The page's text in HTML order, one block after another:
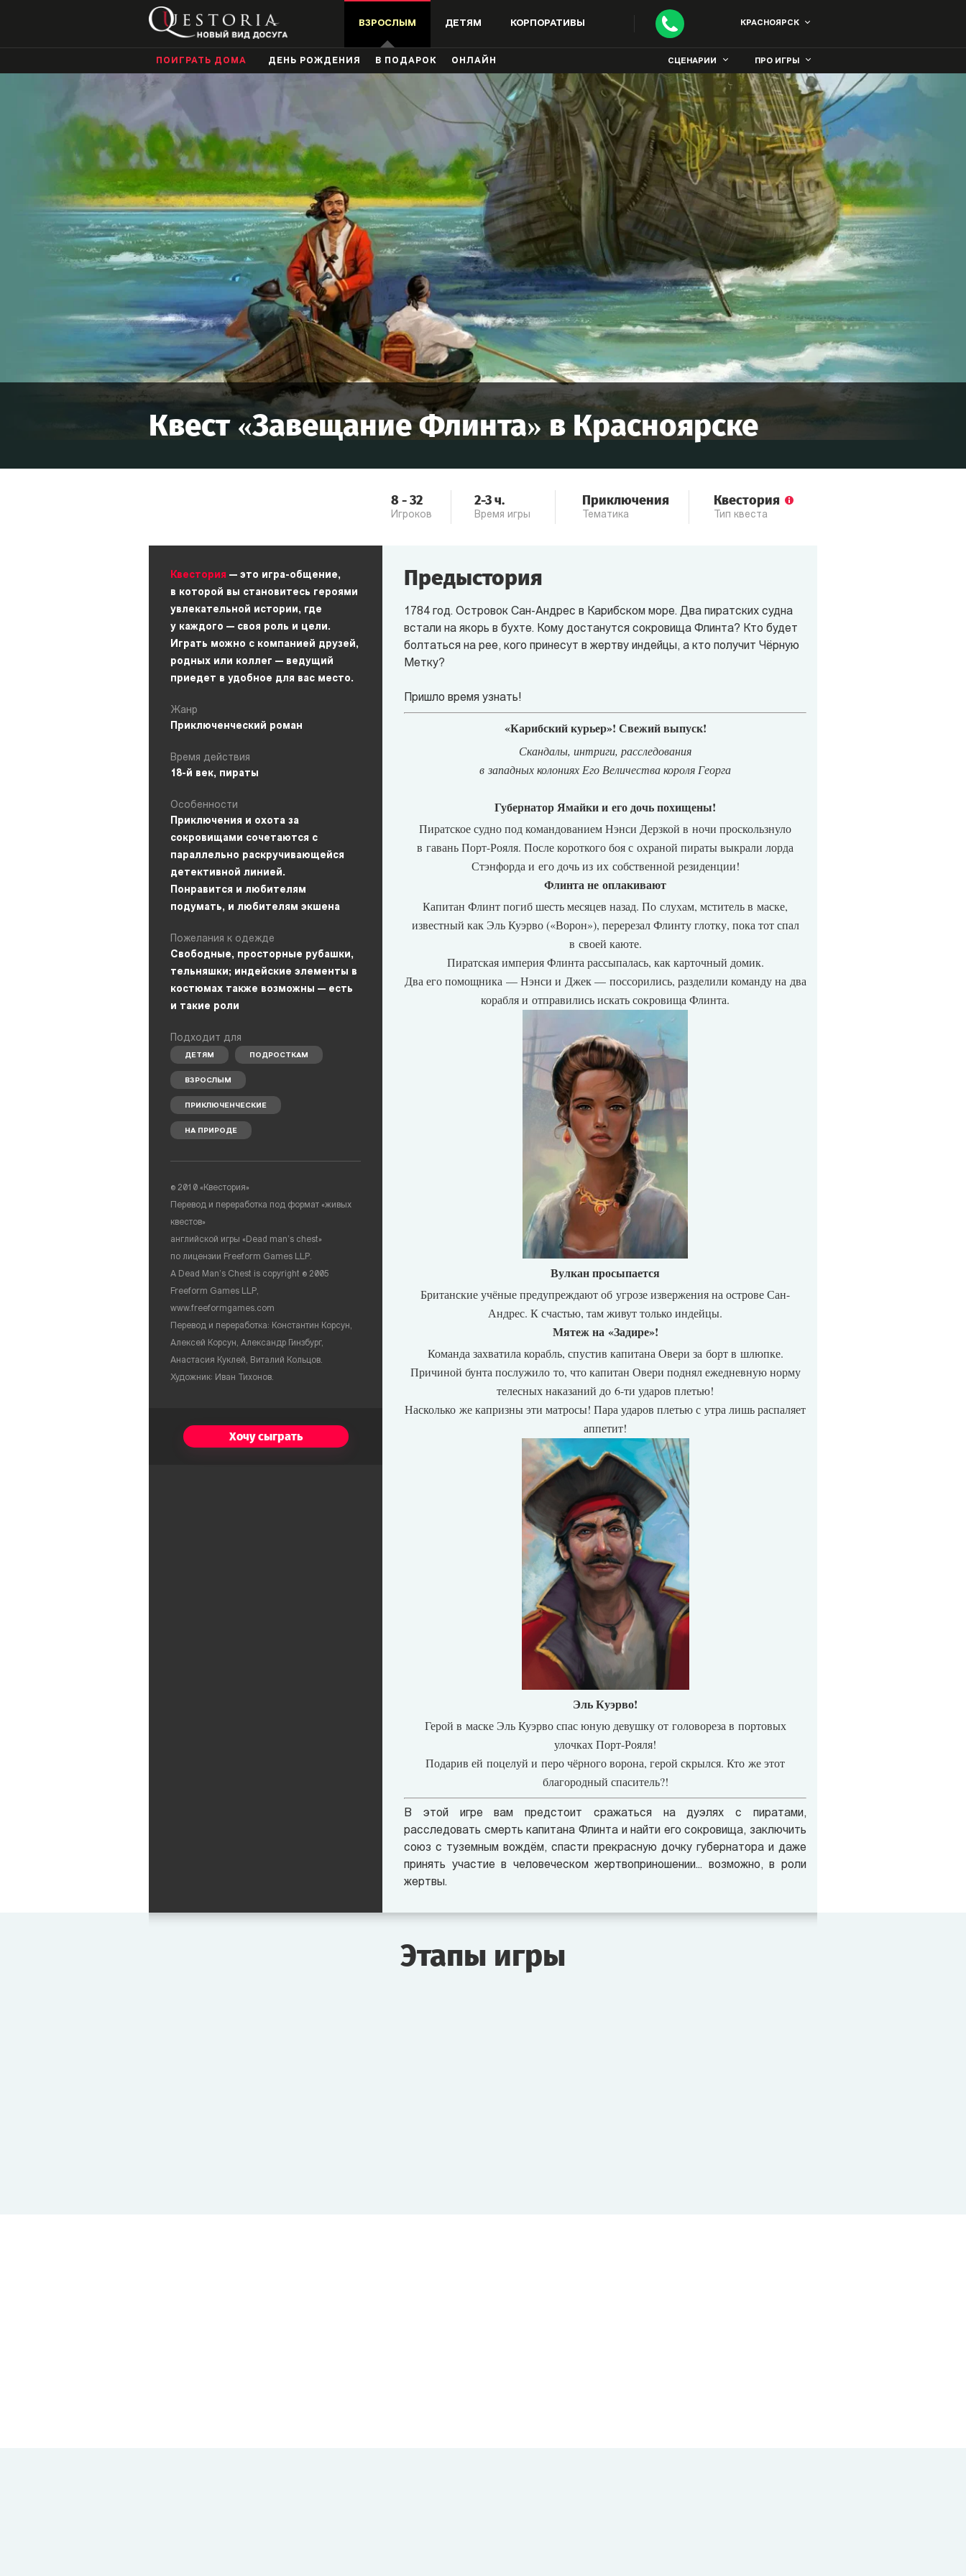
ВЗРОСЛЫМ ДЕТЯМ КОРПОРАТИВЫ КРАСНОЯРСК
ПОИГРАТЬ ДОМА ДЕНЬ РОЖДЕНИЯ В ПОДАРОК ОНЛАЙН СЦЕНАРИИ ПРО ИГРЫ
Квест «Завещание Флинта» в Красноярске
8-32
Игроков
2-3ч.
Время игры
Приключения
Тематика
Квестория
Тип квеста
Квестория — это игра-общение,
в которой вы становитесь героями
увлекательной истории, где
у каждого — своя роль и цели.
Играть можно с компанией друзей,
родных или коллег — ведущий
приедет в удобное для вас место.
Жанр
Приключенческий роман
Время действия
18-й век, пираты
Особенности
Приключения и охота за
сокровищами сочетаются с
параллельно раскручивающейся
детективной линией.
Понравится и любителям
подумать, и любителям экшена
Пожелания к одежде
Свободные, просторные рубашки,
тельняшки; индейские элементы в
костюмах также возможны — есть
и такие роли
Подходит для
ДЕТЯМ ПОДРОСТКАМ
ВЗРОСЛЫМ
ПРИКЛЮЧЕНЧЕСКИЕ
НА ПРИРОДЕ
© 2010 «Квестория»
Перевод и переработка под формат «живых
квестов»
английской игры «Dead man’s chest»
по лицензии Freeform Games LLP.
A Dead Man’s Chest is copyright © 2005
Freeform Games LLP,
www.freeformgames.com
Перевод и переработка: Константин Корсун,
Алексей Корсун, Александр Гинзбург,
Анастасия Куклей, Виталий Кольцов.
Художник: Иван Тихонов.
Хочу сыграть
Предыстория
1784 год. Островок Сан-Андрес в Карибском море. Два пиратских судна
встали на якорь в бухте. Кому достанутся сокровища Флинта? Кто будет
болтаться на рее, кого принесут в жертву индейцы, а кто получит Чёрную
Метку?
Пришло время узнать!
«Карибский курьер»! Свежий выпуск!
Скандалы, интриги, расследования
в западных колониях Его Величества короля Георга
Губернатор Ямайки и его дочь похищены!
Пиратское судно под командованием Нэнси Дерзкой в ночи проскользнуло
в гавань Порт-Рояля. После короткого боя с охраной пираты выкрали лорда
Стэнфорда и его дочь из их собственной резиденции!
Флинта не оплакивают
Капитан Флинт погиб шесть месяцев назад. По слухам, мститель в маске,
известный как Эль Куэрво («Ворон»), перерезал Флинту глотку, пока тот спал
в своей каюте.
Пиратская империя Флинта рассыпалась, как карточный домик.
Два его помощника — Нэнси и Джек— поссорились, разделили команду на два
корабля и отправились искать сокровища Флинта.
Вулкан просыпается
Британские учёные предупреждают об угрозе извержения на острове Сан-
Андрес. К счастью, там живут только индейцы.
Мятеж на «Задире»!
Команда захватила корабль, спустив капитана Овери за борт в шлюпке.
Причиной бунта послужило то, что капитан Овери поднял ежедневную норму
телесных наказаний до 6-ти ударов плетью!
Насколько же капризны эти матросы! Пара ударов плетью с утра лишь распаляет
аппетит!
Эль Куэрво!
Герой в маске Эль Куэрво спас юную девушку от головореза в портовых
улочках Порт-Рояля!
Подарив ей поцелуй и перо чёрного ворона, герой скрылся. Кто же этот
благородный спаситель?!
В этой игре вам предстоит сражаться на дуэлях с пиратами,
расследовать смерть капитана Флинта и найти его сокровища, заключить
союз с туземным вождём, спасти прекрасную дочку губернатора и даже
принять участие в человеческом жертвоприношении... возможно, в роли
жертвы.
Этапы игры